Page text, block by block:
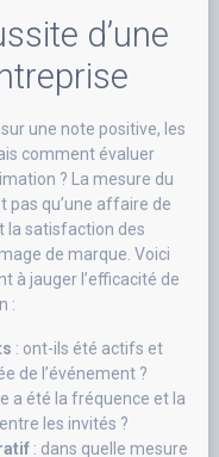
d’une
une note positive, les
comment évaluer
? La mesure du
pas qu’une affaire de
la satisfaction des
de marque. Voici
à jauger l’efficacité de
:
: ont-ils été actifs et
de l’événement ?
a été la fréquence et la
les invités ?
: dans quelle mesure